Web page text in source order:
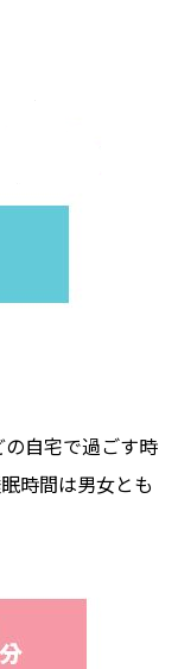
自宅で過ごす時
時間は男女とも